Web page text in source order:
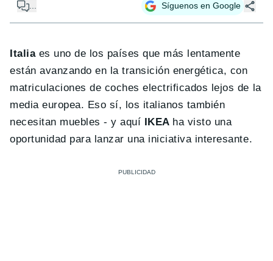
... Síguenos en Google
Italia es uno de los países que más lentamente
están avanzando en la transición energética, con
matriculaciones de coches electrificados lejos de la
media europea. Eso sí, los italianos también
necesitan muebles - y aquí
IKEA ha visto una
oportunidad para lanzar una iniciativa interesante.